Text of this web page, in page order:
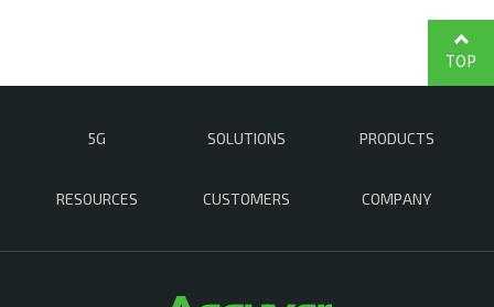
5G SOLUTIONS PRODUCTS
RESOURCES CUSTOMERS COMPANY
TOP